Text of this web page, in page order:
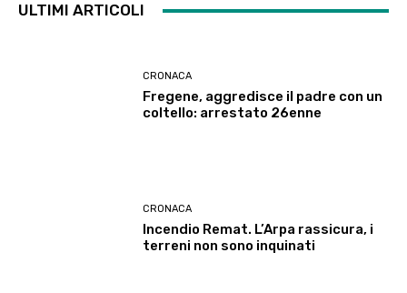
ULTIMI ARTICOLI
CRONACA
Fregene, aggredisce il padre con un
coltello: arrestato 26enne
CRONACA
Incendio Remat. L’Arpa rassicura, i
terreni non sono inquinati